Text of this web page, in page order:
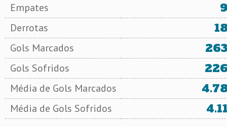
Empates
Derrotas
Gols Marcados
Gols Sofridos
Média de Gols Marcados
Média de Gols Sofridos